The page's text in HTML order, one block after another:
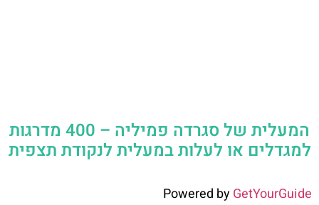
המעלית של סגרדה פמיליה – 400 מדרגות
למגדלים או לעלות במעלית לנקודת תצפית
Powered byGetYourGuide